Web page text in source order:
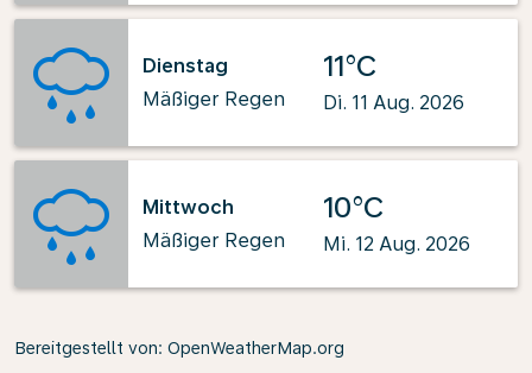
Dienstag
Mäßiger Regen
11°C
Di. 11 Aug. 2026
Mittwoch
Mäßiger Regen
10°C
Mi. 12 Aug. 2026
Bereitgestellt von: OpenWeatherMap.org